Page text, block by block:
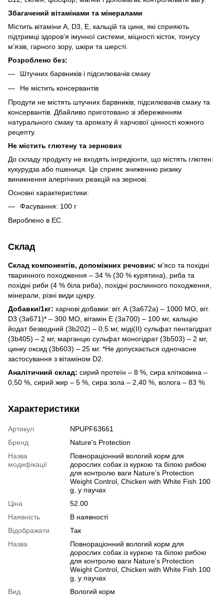
Збагачений вітамінами та мінералами
Містить вітаміни А, D3, Е, кальцій та цинк, які сприяють
підтримці здоров’я імунної системи, міцності кісток, тонусу
м’язів, гарного зору, шкіри та шерсті.
Розроблено без:
Штучних барвників і підсилювачів смаку
Не містить консервантів
Продути не містять штучних барвників, підсилювачів смаку та
консервантів. Дбайливо приготовано зі збереженням
натурального смаку та аромату й харчової цінності кожного
рецепту.
Не містить глютену та зернових
До складу продукту не входять інгредієнти, що містять глютен:
кукурудза або пшениця. Це сприяє зниженню ризику
виникнення алергічних реакцій на зернові.
Основні характеристики:
Фасування: 100 г
Вироблено в ЕС.
Склад
Склад компонентів, допоміжних речовин: м'ясо та похідні
тваринного походження – 34 % (30 % курятина), риба та
похідні риби (4 % біла риба), похідні рослинного походження,
мінерали, різні види цукру.
Добавки/1кг: харчові добавки: віт. А (3a672a) – 1000 МО, віт.
D3 (3a671)* – 300 МО, вітамін Е (3a700) – 100 мг, кальцію
йодат безводний (3b202) – 0,5 мг, міді(ІІ) сульфат пентагідрат
(3b405) – 2 мг, марганцю сульфат моногідрат (3b503) – 2 мг,
цинку оксид (3b603) – 25 мг. *Не допускається одночасне
застосування з вітаміном D2.
Аналітичний склад: сирий протеїн – 8 %, сира клітковина –
0,50 %, сирий жир – 5 %, сира зола – 2,40 %, волога – 83 %.
Характеристики
Артикул
NPUPF63661
Бренд
Nature's Protection
Назва
модифікації
Повнораціонний вологий корм для
дорослих собак із куркою та білою рибою
для контролю ваги Nature’s Protection
Weight Control, Chicken with White Fish 100
g, у паучах
Ціна
52.00
Наявність
В наявності
Відображати
Так
Назва
Повнораціонний вологий корм для
дорослих собак із куркою та білою рибою
для контролю ваги Nature’s Protection
Weight Control, Chicken with White Fish 100
g, у паучах
Вид
Вологий корм